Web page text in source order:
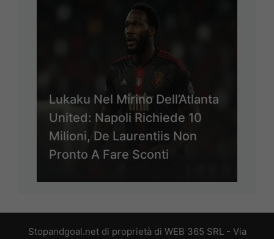
Lukaku Nel Mirino Dell’Atlanta
United: Napoli Richiede 10
Milioni, De Laurentiis Non
Pronto A Fare Sconti
Stopandgoal.net di proprietà di WEB 365 SRL - Via